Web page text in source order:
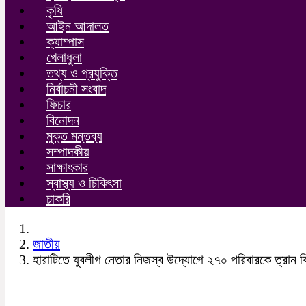
কৃষি
আইন আদালত
ক্যাম্পাস
খেলাধুলা
তথ্য ও প্রযুক্তি
নির্বাচনী সংবাদ
ফিচার
বিনোদন
মুক্ত মন্তব্য
সম্পাদকীয়
সাক্ষাৎকার
স্বাস্থ্য ও চিকিৎসা
চাকরি
জাতীয়
হারাটিতে যুবলীগ নেতার নিজস্ব উদ্যোগে ২৭০ পরিবারকে ত্রান